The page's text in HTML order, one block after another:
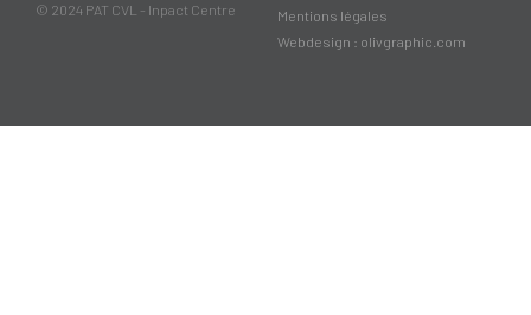
© 2024 PAT CVL - Inpact Centre
Mentions légales
Webdesign : olivgraphic.com